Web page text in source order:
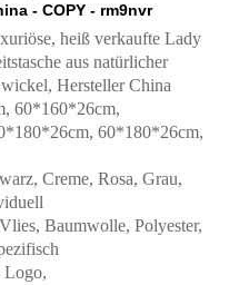
- COPY - rm9nvr
heiß verkaufte Lady
aus natürlicher
Hersteller China
60*160*26cm,
60*180*26cm,
Creme, Rosa, Grau,
Baumwolle, Polyester,
Logo,